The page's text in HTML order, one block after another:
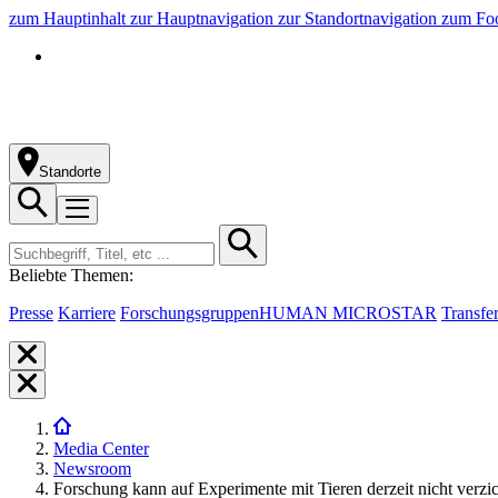
zum Hauptinhalt zur Hauptnavigation zur Standortnavigation zum
Standorte
Beliebte Themen:
Presse Karriere ForschungsgruppenHUMAN MICROSTAR Transfer
Media Center
Newsroom
Forschung kann auf Experimente mit Tieren derzeit nicht